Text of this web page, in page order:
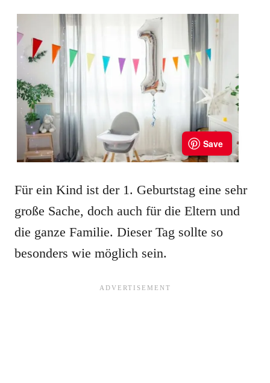
Für ein Kind ist der 1. Geburtstag eine sehr
große Sache, doch auch für die Eltern und
die ganze Familie. Dieser Tag sollte so
besonders wie möglich sein.